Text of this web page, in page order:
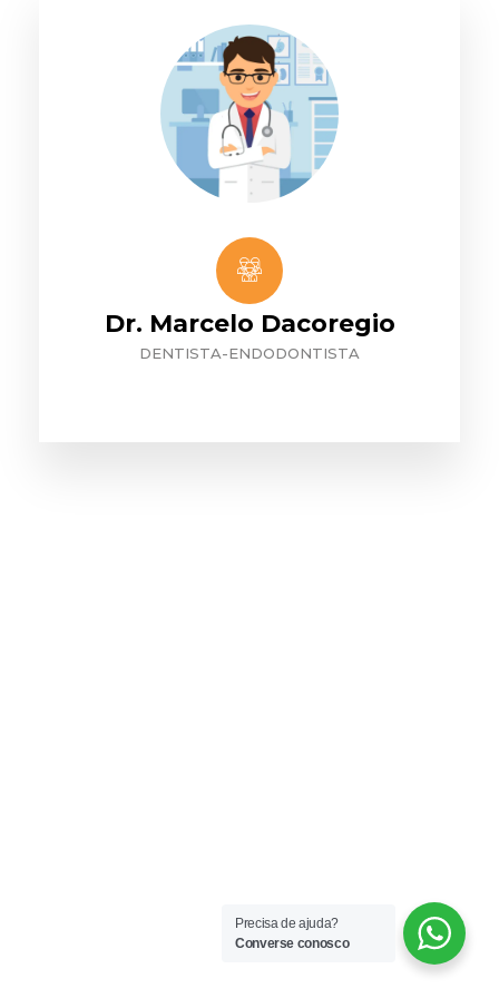
Dr. Marcelo Dacoregio
DENTISTA-ENDODONTISTA
Precisa de ajuda?
Converse conosco